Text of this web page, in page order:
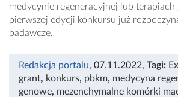
medycynie regeneracyjnej lub terapiach
pierwszej edycji konkursu już
badawcze.
Redakcja portalu, 07.11.2022, Tagi:
grant, konkurs, pbkm, medycyna
genowe, mezenchymalne komórki